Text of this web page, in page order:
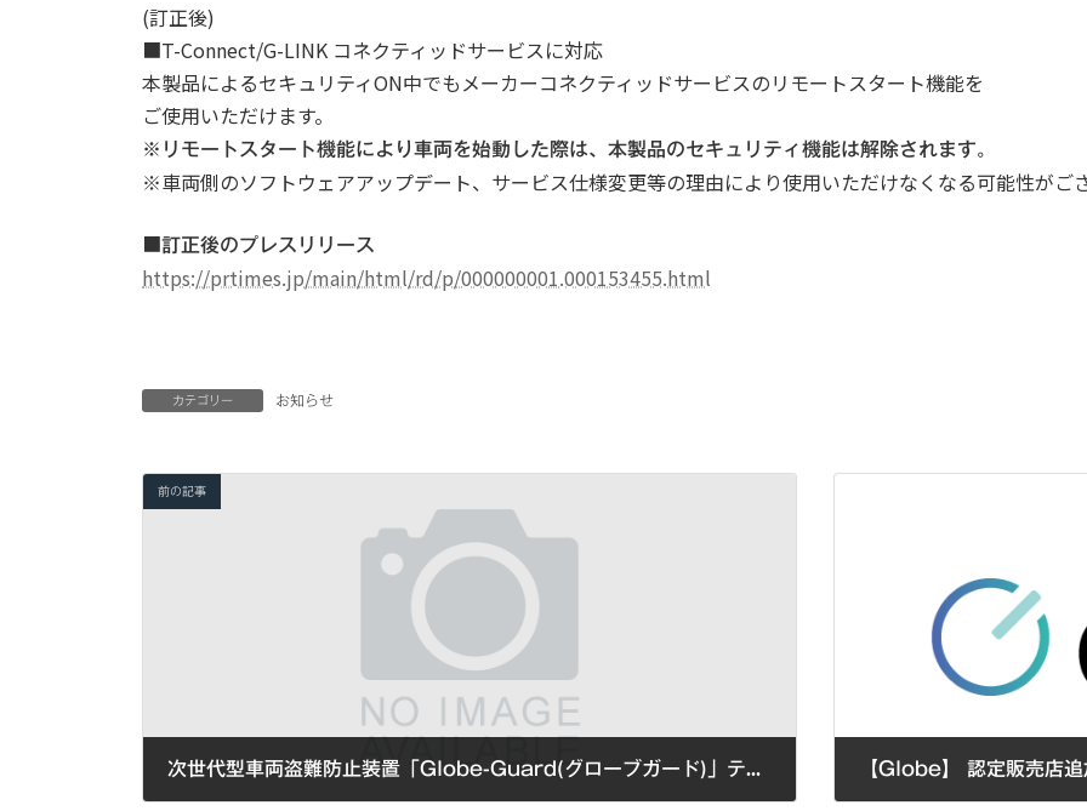
(訂正後)
■T-Connect/G-LINK コネクティッドサービスに対応
本製品によるセキュリティON中でもメーカーコネクティッドサービスのリモートスタート機能を
ご使用いただけます。
※リモートスタート機能により車両を始動した際は、本製品のセキュリティ機能は解除されます。
※車両側のソフトウェアアップデート、サービス仕様変更等の理由により使用いただけなくなる可能性がござ
■訂正後のプレスリリース
https://prtimes.jp/main/html/rd/p/000000001.000153455.html
カテゴリー お知らせ
前の記事
次世代型車両盗難防止装置「Globe-Guard(グローブガード)」ティザーサイト公開しました。 【Globe】 認定販売店